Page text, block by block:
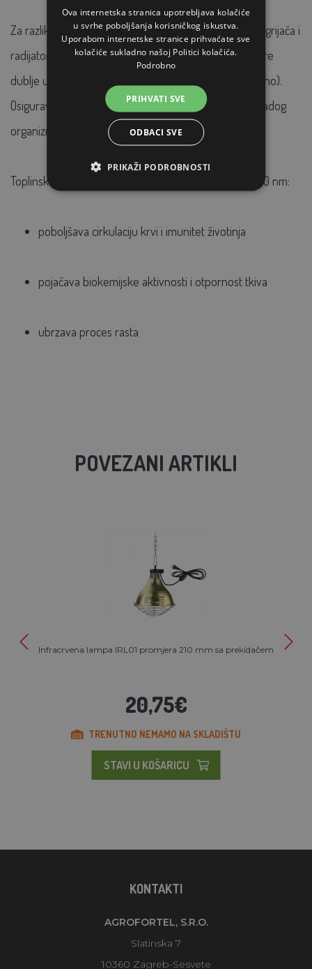
Za razliku od topline metalnih, plastičnih ili keramičkih grijača i
radijatora, svjetlosno zračenje ove valne duljine prodire
dublje u tijelo životinje (nije važno je li crveno ili prozirno).
Osigurava potrebnu dozu svjetlosti za zdrav razvoj mladog
organizma.
Toplinsko zračenje s valnom duljinom od približno 1200 nm:
poboljšava cirkulaciju krvi i imunitet životinja
pojačava biokemijske aktivnosti i otpornost tkiva
ubrzava proces rasta
POVEZANI ARTIKLI
Infracrvena lampa IRL01 promjera 210 mm sa prekidačem
20,75€
TRENUTNO NEMAMO NA SKLADIŠTU
STAVI U KOŠARICU
KONTAKTI
AGROFORTEL, S.R.O.
Slatinska 7
10360 Zagreb-Sesvete
Ova internetska stranica upotrebljava kolačiće
u svrhe poboljšanja korisničkog iskustva.
Uporabom internetske stranice prihvaćate sve
kolačiće sukladno našoj Politici kolačića.
Podrobno
PRIHVATI SVE
ODBACI SVE
PRIKAŽI PODROBNOSTI